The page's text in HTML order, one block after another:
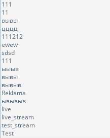
111
11
вывы
цццц
111212
ewew
sdsd
111
ыыыв
вывы
вывыв
Reklama
ывывыв
live
live_stream
test_stream
Test